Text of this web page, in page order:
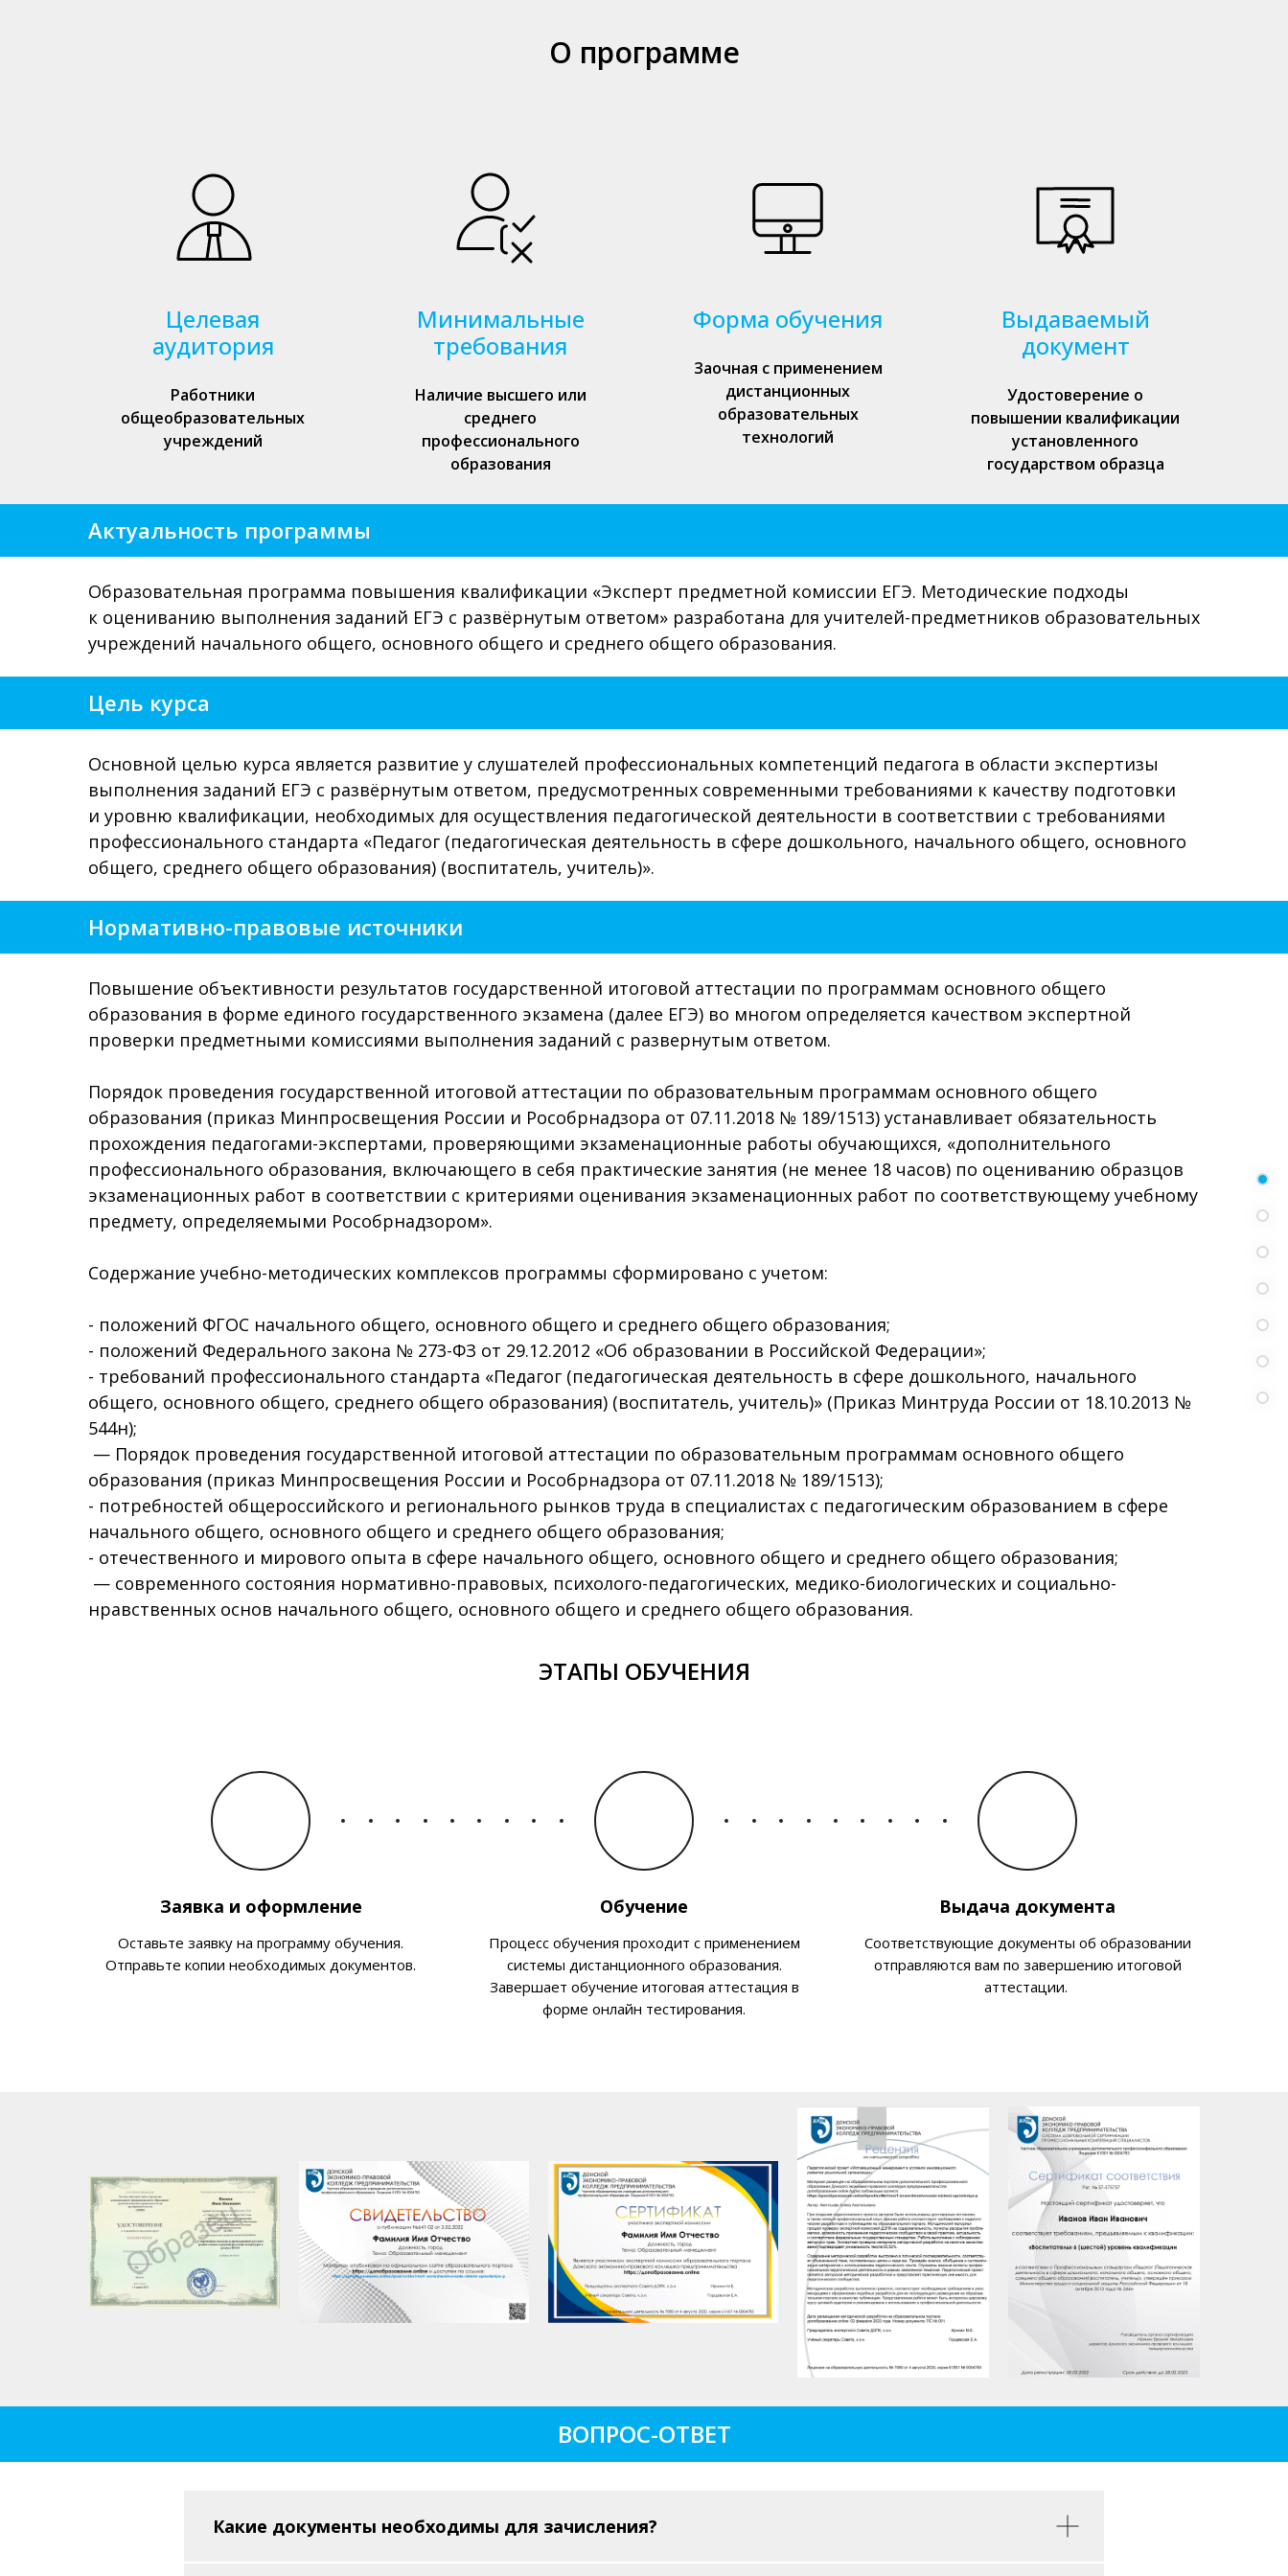
О программе
Целевая
аудитория
Работники
общеобразовательных
учреждений
Минимальные
требования
Наличие высшего или
среднего
профессионального
образования
Форма обучения
Заочная с применением
дистанционных
образовательных
технологий
Выдаваемый
документ
Удостоверение о
повышении квалификации
установленного
государством образца
Актуальность программы
Образовательная программа повышения квалификации «Эксперт предметной комиссии ЕГЭ. Методические подходы
к оцениванию выполнения заданий ЕГЭ с развёрнутым ответом» разработана для учителей-предметников образовательных
учреждений начального общего, основного общего и среднего общего образования.
Цель курса
Основной целью курса является развитие у слушателей профессиональных компетенций педагога в области экспертизы
выполнения заданий ЕГЭ с развёрнутым ответом, предусмотренных современными требованиями к качеству подготовки
и уровню квалификации, необходимых для осуществления педагогической деятельности в соответствии с требованиями
профессионального стандарта «Педагог (педагогическая деятельность в сфере дошкольного, начального общего, основного
общего, среднего общего образования) (воспитатель, учитель)».
Нормативно-правовые источники
Повышение объективности результатов государственной итоговой аттестации по программам основного общего
образования в форме единого государственного экзамена (далее ЕГЭ) во многом определяется качеством экспертной
проверки предметными комиссиями выполнения заданий с развернутым ответом.
Порядок проведения государственной итоговой аттестации по образовательным программам основного общего
образования (приказ Минпросвещения России и Рособрнадзора от 07.11.2018 № 189/1513) устанавливает обязательность
прохождения педагогами-экспертами, проверяющими экзаменационные работы обучающихся, «дополнительного
профессионального образования, включающего в себя практические занятия (не менее 18 часов) по оцениванию образцов
экзаменационных работ в соответствии с критериями оценивания экзаменационных работ по соответствующему учебному
предмету, определяемыми Рособрнадзором».
Содержание учебно-методических комплексов программы сформировано с учетом:
- положений ФГОС начального общего, основного общего и среднего общего образования;
- положений Федерального закона № 273-ФЗ от 29.12.2012 «Об образовании в Российской Федерации»;
- требований профессионального стандарта «Педагог (педагогическая деятельность в сфере дошкольного, начального
общего, основного общего, среднего общего образования) (воспитатель, учитель)» (Приказ Минтруда России от 18.10.2013 №
544н);
— Порядок проведения государственной итоговой аттестации по образовательным программам основного общего
образования (приказ Минпросвещения России и Рособрнадзора от 07.11.2018 № 189/1513);
- потребностей общероссийского и регионального рынков труда в специалистах с педагогическим образованием в сфере
начального общего, основного общего и среднего общего образования;
- отечественного и мирового опыта в сфере начального общего, основного общего и среднего общего образования;
— современного состояния нормативно-правовых, психолого-педагогических, медико-биологических и социально-
нравственных основ начального общего, основного общего и среднего общего образования.
ЭТАПЫ ОБУЧЕНИЯ
Заявка и оформление
Оставьте заявку на программу обучения.
Отправьте копии необходимых документов.
Обучение
Процесс обучения проходит с применением
системы дистанционного образования.
Завершает обучение итоговая аттестация в
форме онлайн тестирования.
Выдача документа
Соответствующие документы об образовании
отправляются вам по завершению итоговой
аттестации.
ВОПРОС-ОТВЕТ
Какие документы необходимы для зачисления?